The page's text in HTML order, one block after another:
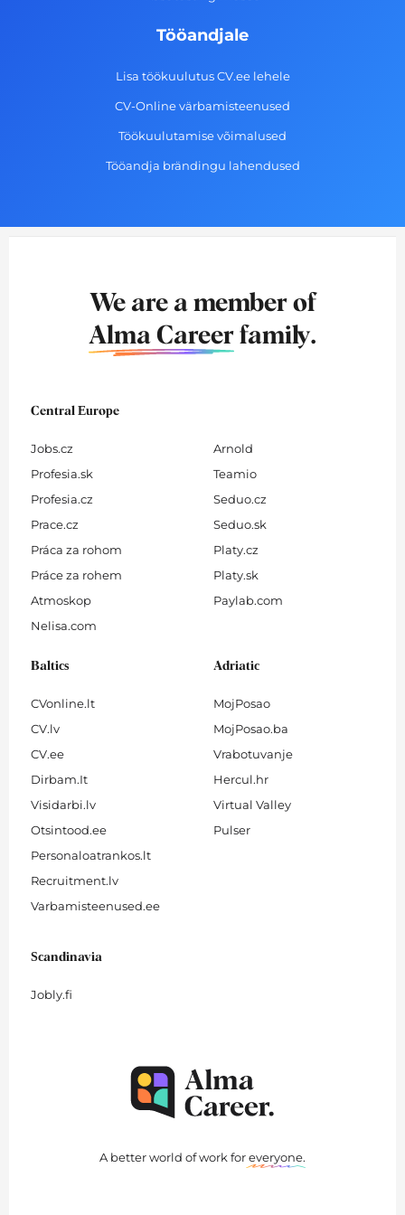
Tööandjale
Lisa töökuulutus CV.ee lehele
CV-Online värbamisteenused
Töökuulutamise võimalused
Tööandja brändingu lahendused
We are a member of
Alma Career family.
Central Europe
Jobs.cz
Profesia.sk
Profesia.cz
Prace.cz
Práca za rohom
Práce za rohem
Atmoskop
Nelisa.com
Arnold
Teamio
Seduo.cz
Seduo.sk
Platy.cz
Platy.sk
Paylab.com
Baltics
CVonline.lt
CV.lv
CV.ee
Dirbam.It
Visidarbi.lv
Otsintood.ee
Personaloatrankos.lt
Recruitment.lv
Varbamisteenused.ee
Adriatic
MojPosao
MojPosao.ba
Vrabotuvanje
Hercul.hr
Virtual Valley
Pulser
Scandinavia
Jobly.fi
A better world of work foreveryone.